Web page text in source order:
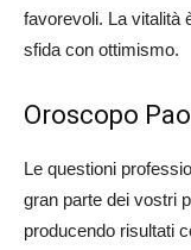
favorevoli. La vitalità
sfida con ottimismo.
Oroscopo
Le questioni
gran parte dei vostri
producendo risultati